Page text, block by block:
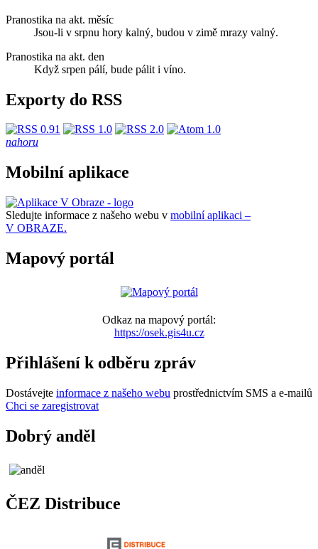
Pranostika na akt. měsíc
Jsou-li v srpnu hory kalný, budou v zimě mrazy valný.
Pranostika na akt. den
Když srpen pálí, bude pálit i víno.
Exporty do RSS
nahoru
Mobilní aplikace
Sledujte informace z našeho webu v mobilní aplikaci –
V OBRAZE.
Mapový portál
Odkaz na mapový portál:
https://osek.gis4u.cz
Přihlášení k odběru zpráv
Dostávejte informace z našeho webu prostřednictvím SMS a e-mailů
Chci se zaregistrovat
Dobrý anděl
ČEZ Distribuce